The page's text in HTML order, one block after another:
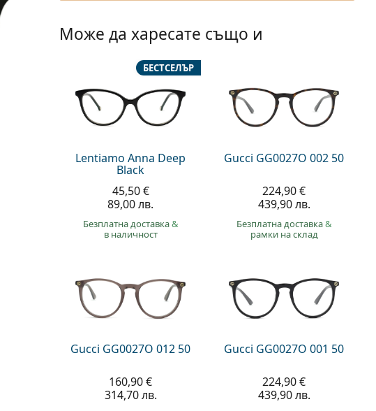
Може да харесате също и
Lentiamo Anna Deep
Black
БЕСТСЕЛЪР
45,50 €
89,00 лв.
Безплатна доставка&
в наличност
Gucci GG0027O 002 50
224,90 €
439,90 лв.
Безплатна доставка&
рамки на склад
Gucci GG0027O 012 50
160,90 €
314,70 лв.
Gucci GG0027O 001 50
224,90 €
439,90 лв.